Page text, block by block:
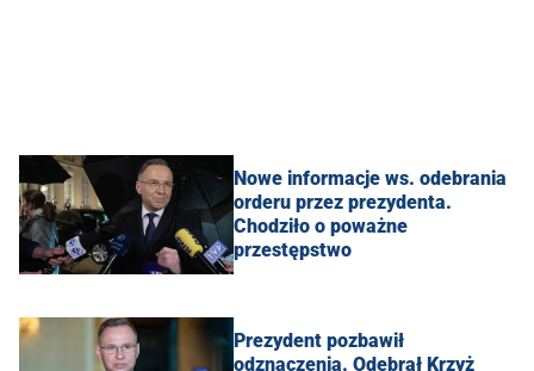
Nowe informacje ws. odebrania
orderu przez prezydenta.
Chodziło o poważne
przestępstwo
Prezydent pozbawił
odznaczenia. Odebrał Krzyż